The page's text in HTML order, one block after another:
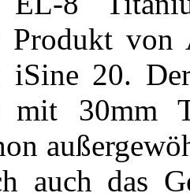
Produkt
iSine 20.
mit 30mm
auch das